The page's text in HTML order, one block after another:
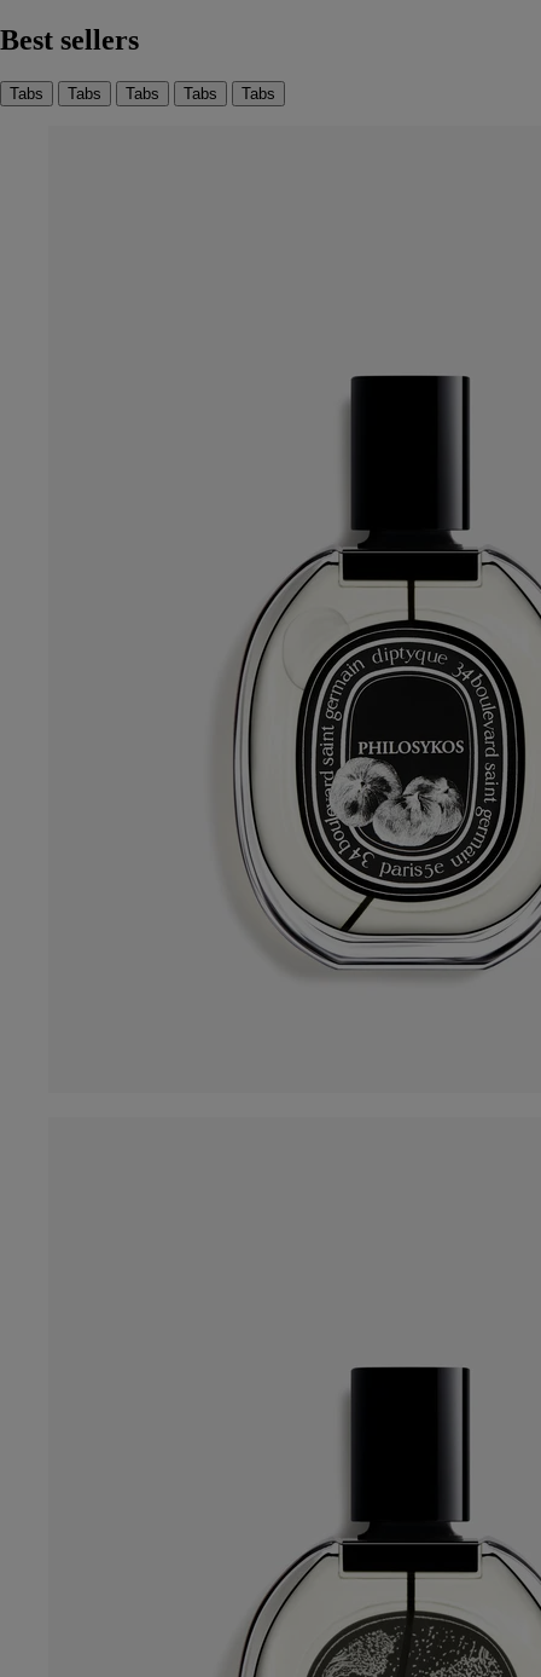
Best sellers
Tabs Tabs Tabs Tabs Tabs